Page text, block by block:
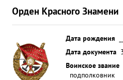
Орден Красного Знамени
Дата рождения
Дата документа
Воинское звание
подполковник